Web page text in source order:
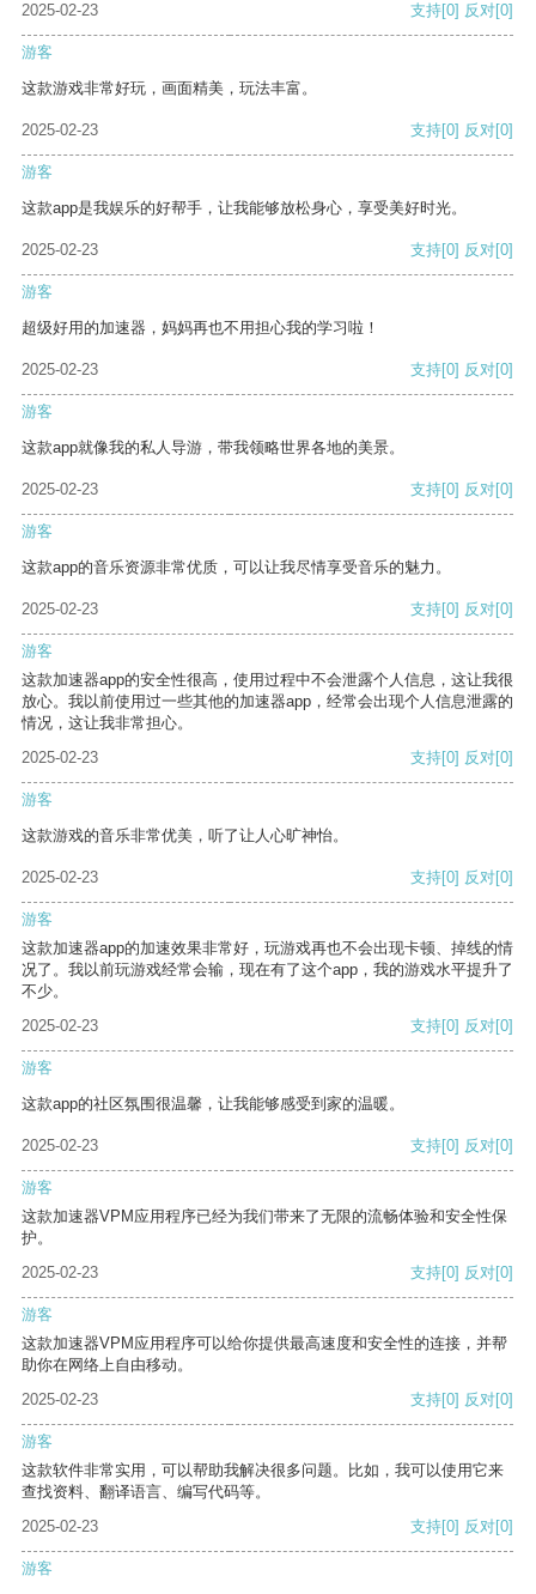
2025-02-23 支持[0] 反对[0]
游客
这款游戏非常好玩，画面精美，玩法丰富。
2025-02-23 支持[0] 反对[0]
游客
这款app是我娱乐的好帮手，让我能够放松身心，享受美好时光。
2025-02-23 支持[0] 反对[0]
游客
超级好用的加速器，妈妈再也不用担心我的学习啦！
2025-02-23 支持[0] 反对[0]
游客
这款app就像我的私人导游，带我领略世界各地的美景。
2025-02-23 支持[0] 反对[0]
游客
这款app的音乐资源非常优质，可以让我尽情享受音乐的魅力。
2025-02-23 支持[0] 反对[0]
游客
这款加速器app的安全性很高，使用过程中不会泄露个人信息，这让我很
放心。我以前使用过一些其他的加速器app，经常会出现个人信息泄露的
情况，这让我非常担心。
2025-02-23
支持[0] 反对[0]
游客
这款游戏的音乐非常优美，听了让人心旷神怡。
2025-02-23 支持[0] 反对[0]
游客
这款加速器app的加速效果非常好，玩游戏再也不会出现卡顿、掉线的情
况了。我以前玩游戏经常会输，现在有了这个app，我的游戏水平提升了
不少。
2025-02-23
支持[0] 反对[0]
游客
这款app的社区氛围很温馨，让我能够感受到家的温暖。
2025-02-23 支持[0] 反对[0]
游客
这款加速器VPM应用程序已经为我们带来了无限的流畅体验和安全性保
护。
2025-02-23
支持[0] 反对[0]
游客
这款加速器VPM应用程序可以给你提供最高速度和安全性的连接，并帮
助你在网络上自由移动。
2025-02-23
支持[0] 反对[0]
游客
这款软件非常实用，可以帮助我解决很多问题。比如，我可以使用它来
查找资料、翻译语言、编写代码等。
2025-02-23
支持[0] 反对[0]
游客